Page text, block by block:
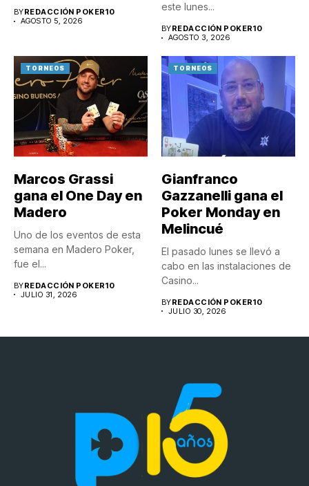
BYREDACCIÓN POKER10
AGOSTO 5, 2026
este lunes...
BYREDACCIÓN POKER10
AGOSTO 3, 2026
TORNEOS
Marcos Grassi
gana el One Day en
Madero
Uno de los eventos de esta
semana en Madero Poker,
fue el...
BYREDACCIÓN POKER10
JULIO 31, 2026
TORNEOS
Gianfranco
Gazzanelli gana el
Poker Monday en
Melincué
El pasado lunes se llevó a
cabo en las instalaciones de
Casino...
BYREDACCIÓN POKER10
JULIO 30, 2026